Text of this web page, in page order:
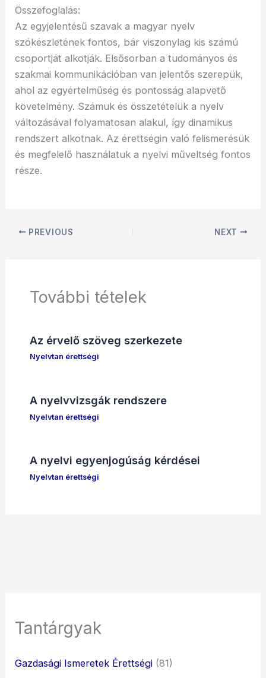
Összefoglalás:
Az egyjelentésű szavak a magyar nyelv
szókészletének fontos, bár viszonylag kis számú
csoportját alkotják. Elsősorban a tudományos és
szakmai kommunikációban van jelentős szerepük,
ahol az egyértelműség és pontosság alapvető
követelmény. Számuk és összetételük a nyelv
változásával folyamatosan alakul, így dinamikus
rendszert alkotnak. Az érettségin való felismerésük
és megfelelő használatuk a nyelvi műveltség fontos
része.
PREVIOUS NEXT
További tételek
Az érvelő szöveg szerkezete
Nyelvtan érettségi
A nyelvvizsgák rendszere
Nyelvtan érettségi
A nyelvi egyenjogúság kérdései
Nyelvtan érettségi
Tantárgyak
Gazdasági Ismeretek Érettségi (81)